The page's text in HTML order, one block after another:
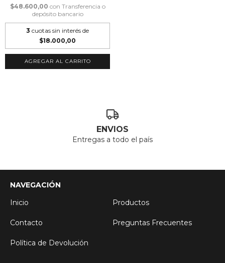
$48.600,00 con Transferencia o
depósito bancario
3 cuotas sin interés de
$18.000,00
ENVIOS
Entregas a todo el país
NAVEGACIÓN
Inicio
Productos
Contacto Preguntas Frecuentes
Política de Devolución